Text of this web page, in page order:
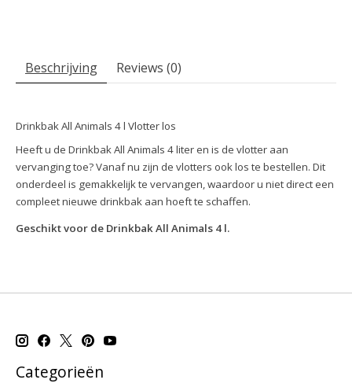
Beschrijving Reviews (0)
Drinkbak All Animals 4 l Vlotter los
Heeft u de Drinkbak All Animals 4 liter en is de vlotter aan
vervanging toe? Vanaf nu zijn de vlotters ook los te bestellen. Dit
onderdeel is gemakkelijk te vervangen, waardoor u niet direct een
compleet nieuwe drinkbak aan hoeft te schaffen.
Geschikt voor de Drinkbak All Animals 4 l.
Categorieën